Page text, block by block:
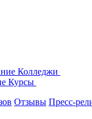
Колледжи
Курсы
Отзывы Пресс-